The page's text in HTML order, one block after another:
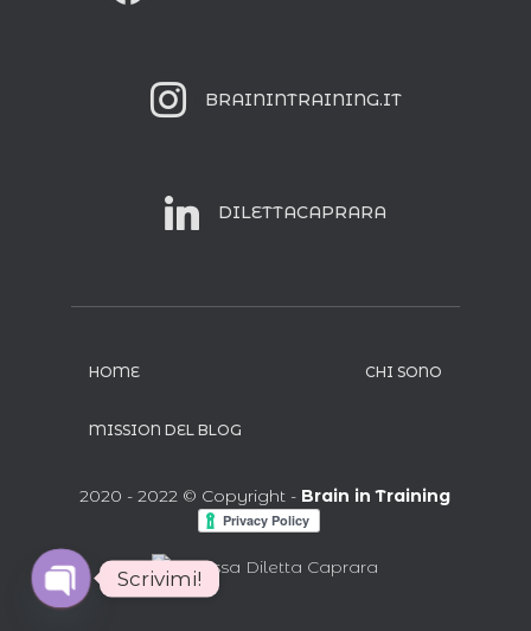
BRAININTRAINING.IT
DILETTACAPRARA
HOME CHI SONO
MISSION DEL BLOG
2020 - 2022 © Copyright - Brain in Training
Scrivimi!